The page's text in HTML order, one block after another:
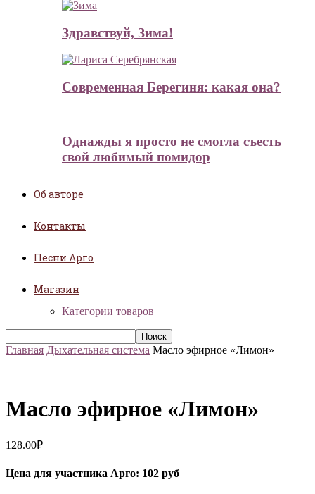
Здравствуй, Зима!
Современная Берегиня: какая она?
Однажды я просто не смогла съесть
свой любимый помидор
Об авторе
Контакты
Песни Арго
Магазин
Категории товаров
Главная Дыхательная система Масло эфирное «Лимон»
Масло эфирное «Лимон»
128.00₽
Цена для участника Арго: 102 руб